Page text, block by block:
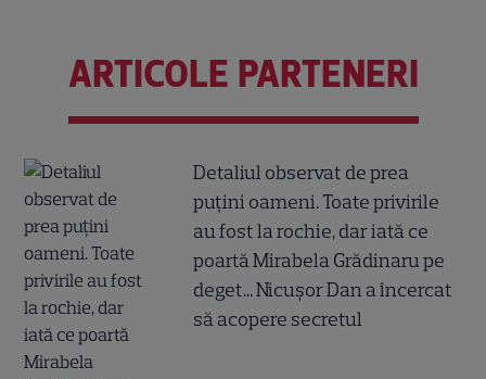
ARTICOLE PARTENERI
Detaliul observat de prea
puțini oameni. Toate privirile
au fost la rochie, dar iată ce
poartă Mirabela Grădinaru pe
deget... Nicușor Dan a încercat
să acopere secretul